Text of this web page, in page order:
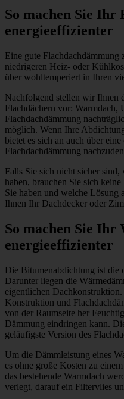
So machen Sie Ihr
energieeffizienter
Eine gute Flachdachdämmung
niedrigeren Heiz- oder
über wohltemperiert in Ihren
Nachfolgend stellen wir Ihnen
Flachdächern vor:
Flachdachdämmung
möglich. Wenn Ihre
bietet es sich an auch über
Flachdachdämmung
Falls Sie sich nicht sicher
haben, brauchen Sie sich
Sie haben und welche Lösung
Ihnen Ihr Dachdecker oder
So machen Sie Ihr
energieeffizienter
Die Bitumenabdichtung ist die
Darunter liegen die
eigentlichen
Konstruktion und
von der Raumseite her
Dämmung eindringen kann.
geläufigste Version des
Um die Dämmleistung eines
es ohne große Kosten zu
das bestehende Warmdach
verlegt, darauf ein Filtervlies